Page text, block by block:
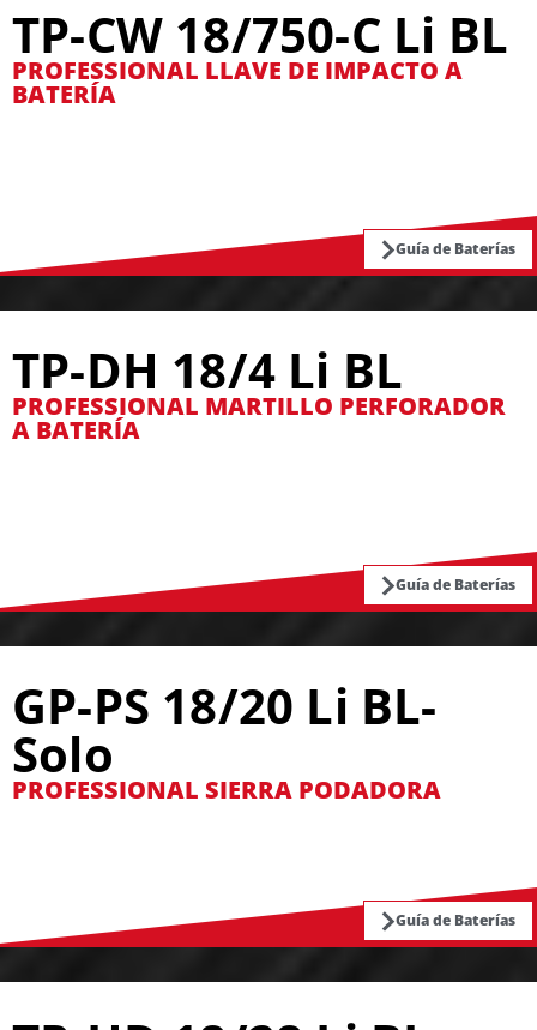
TP-CW 18/750-C Li BL
PROFESSIONAL LLAVE DE IMPACTO A
BATERÍA
Guía de Baterías
TP-DH 18/4 Li BL
PROFESSIONAL MARTILLO PERFORADOR
A BATERÍA
Guía de Baterías
GP-PS 18/20 Li BL-
Solo
PROFESSIONAL SIERRA PODADORA
Guía de Baterías